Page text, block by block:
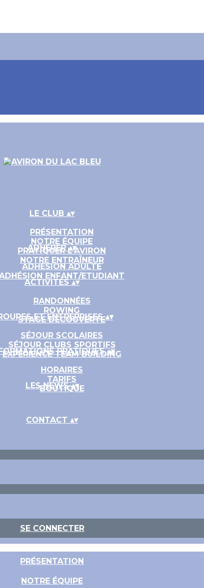
LE CLUB ▴▾
PRÉSENTATION
NOTRE ÉQUIPE
PRATIQUER L'AVIRON
NOTRE ENTRAÎNEUR
ADHÉRER▴▾
ADHÉSION ADULTE
ENFANT/ETUDIANT
ACTIVITÉS▴▾
RANDONNÉES
ROWING
STAGE DÉCOUVERTE
ET ENTREPRISES▴▾
SÉJOUR SCOLAIRES
SÉJOUR CLUBS SPORTIFS
EXPÉRIENCE TEAM BUILDING
PRATIQUES▴▾
HORAIRES
TARIFS
BOUTIQUE
LES NEWS▴▾
CONTACT ▴▾
SE CONNECTER
PRÉSENTATION
NOTRE ÉQUIPE